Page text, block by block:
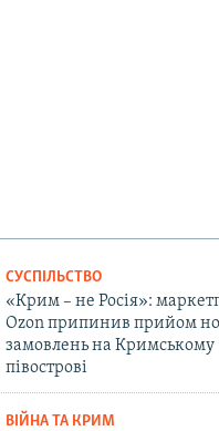
СУСПІЛЬСТВО
«Крим – не Росія»:
Ozon припинив прийом
замовлень на Кримському
півострові
ВІЙНА ТА КРИМ